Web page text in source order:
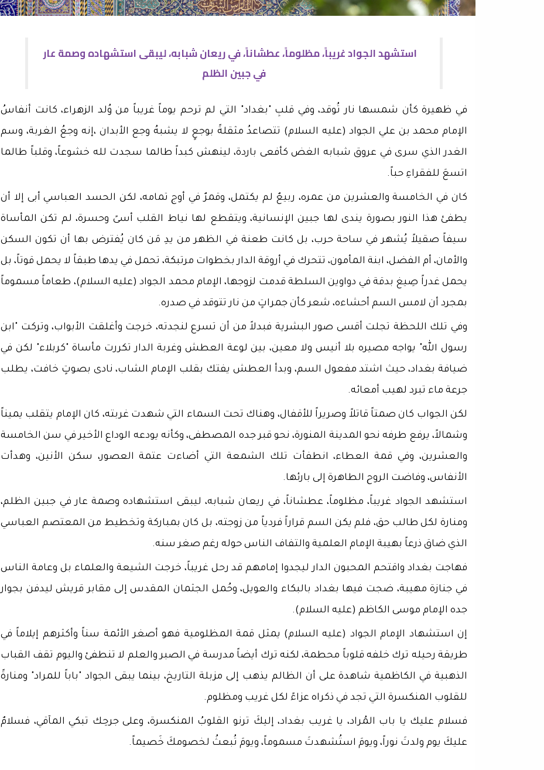
استشهد الجواد غريباً، مظلوماً، عطشاناً، في ريعان شبابه، ليبقى استشهاده وصمة عار
في جبين الظلم
في ظهيرة كأن شمسها نار تُوقد، وفي قلبِ "بغداد" التي لم ترحم يوماً غريباً من وُلد الزهراء، كانت أنفاسُ
الإمام محمد بن علي الجواد (عليه السلام) تتصاعدُ مثقلةً بوجعٍ لا يشبهُ وجع الأبدان ،إنه وجعُ الغربة، وسم
الغدر الذي سرى في عروق شبابه الغض كأفعى باردة، لينهش كبداً طالما سجدت لله خشوعاً، وقلباً طالما
اتسعَ للفقراءِ حباً.
​كان في الخامسة والعشرين من عمره، ربيعٌ لم يكتمل، وقمرٌ في أوج تمامه، لكن الحسد العباسي أبى إلا أن
يطفئ هذا النور بصورة يندى لها جبين الإنسانية، ويتقطع لها نياط القلب أسىً وحسرة، ​لم تكن المأساة
سيفاً صقيلاً يُشهر في ساحة حرب، بل كانت طعنة في الظهر من يدِ مَن كان يُفترض بها أن تكون السكن
والأمان، أم الفضل، ابنة المأمون، تتحرك في أروقة الدار بخطوات مرتبكة، تحمل في يدها طبقاً لا يحمل قوتاً، بل
يحمل غدراً صِيغ بدقة في دواوين السلطة قدمت لزوجها، الإمام محمد الجواد (عليه السلام)، طعاماً مسموماً
بمجرد أن لامس السم أحشاءه، شعر كأن جمراتٍ من نار تتوقد في صدره.
وفي تلك اللحظة تجلت أقسى صور البشرية فبدلاً من أن تسرع لنجدته، خرجت وأغلقت الأبواب، وتركت "ابن
رسول الله" يواجه مصيره بلا أنيس ولا معين، بين لوعة العطش وغربة الدار ​تكررت مأساة "كربلاء" لكن في
ضيافة بغداد، حيث اشتد مفعول السم، وبدأ العطش يفتك بقلب الإمام الشاب، نادى بصوتٍ خافت، يطلب
جرعة ماء تبرد لهيب أمعائه.
لكن الجواب كان صمتاً قاتلاً وصريراً للأقفال، ​وهناك تحت السماء التي شهدت غربته، كان الإمام يتقلب يميناً
وشمالاً، يرفع طرفه نحو المدينة المنورة، نحو قبر جده المصطفى، وكأنه يودعه الوداع الأخير ​في سن الخامسة
والعشرين، وفي قمة العطاء، انطفأت تلك الشمعة التي أضاءت عتمة العصور، سكن الأنين، وهدأت
الأنفاس، وفاضت الروح الطاهرة إلى بارئها.
​استشهد الجواد غريباً، مظلوماً، عطشاناً، في ريعان شبابه، ليبقى استشهاده وصمة عار في جبين الظلم،
ومنارة لكل طالب حق، فلم يكن السم قراراً فردياً من زوجته، بل كان بمباركة وتخطيط من المعتصم العباسي
الذي ضاق ذرعاً بهيبة الإمام العلمية والتفاف الناس حوله رغم صغر سنه.
فهاجت بغداد واقتحم المحبون الدار ليجدوا إمامهم قد رحل غريباً، خرجت الشيعة والعلماء بل وعامة الناس
في جنازة مهيبة، ضجت فيها بغداد بالبكاء والعويل، وحُمل الجثمان المقدس إلى مقابر قريش ليدفن بجوار
جده الإمام موسى الكاظم (عليه السلام).
​إن استشهاد الإمام الجواد (عليه السلام) يمثل قمة المظلومية فهو أصغر الأئمة سناً وأكثرهم إيلاماً في
طريقة رحيله ترك خلفه قلوباً محطمة، لكنه ترك أيضاً مدرسة في الصبر والعلم لا تنطفئ و​اليوم تقف القباب
الذهبية في الكاظمية شاهدة على أن الظالم يذهب إلى مزبلة التاريخ، بينما يبقى الجواد "باباً للمراد" ومنارةً
للقلوب المنكسرة التي تجد في ذكراه عزاءً لكل غريب ومظلوم.
فسلام عليك يا باب المُراد، يا غريب بغداد، إليكَ ترنو القلوبُ المنكسرة، وعلى جرحِك تبكي المآقي، فسلامٌ
عليكَ يوم ولدتَ نوراً، ويومَ استُشهدتَ مسموماً، ويومَ تُبعثُ لخصومكَ خَصيماً.